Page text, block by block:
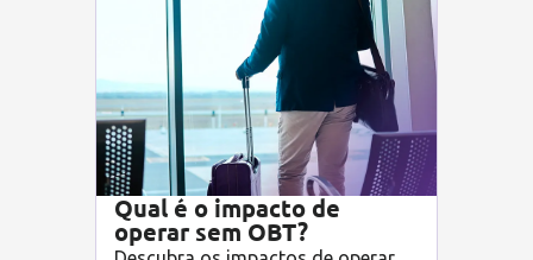
Qual é o impacto de
operar sem OBT?